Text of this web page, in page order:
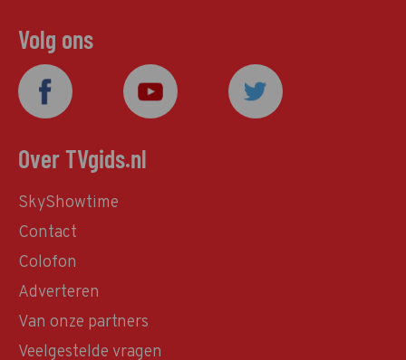
Volg ons
Over TVgids.nl
SkyShowtime
Contact
Colofon
Adverteren
Van onze partners
Veelgestelde vragen